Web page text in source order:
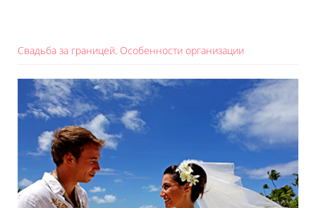
Свадьба за границей. Особенности организации